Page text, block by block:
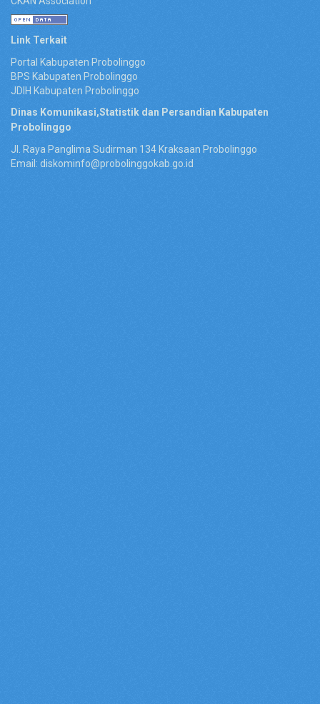
Link Terkait
Portal Kabupaten Probolinggo
BPS Kabupaten Probolinggo
JDIH Kabupaten Probolinggo
Dinas Komunikasi,Statistik dan Persandian Kabupaten
Probolinggo
Jl. Raya Panglima Sudirman 134 Kraksaan Probolinggo
Email: diskominfo@probolinggokab.go.id